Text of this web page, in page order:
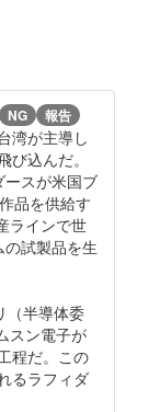
NG 報告
湾が主導し
込んだ。
スが米国ブ
品を供給す
ラインで世
試製品を生
（半導体委
スン電子が
程だ。この
るラフィダ